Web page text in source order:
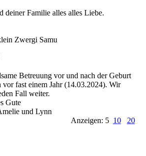
deiner Familie alles alles Liebe.
Zwergi Samu
Betreuung vor und nach der Geburt
vor fast einem Jahr (14.03.2024). Wir
Fall weiter.
Gute
und Lynn
Anzeigen: 5 10 20